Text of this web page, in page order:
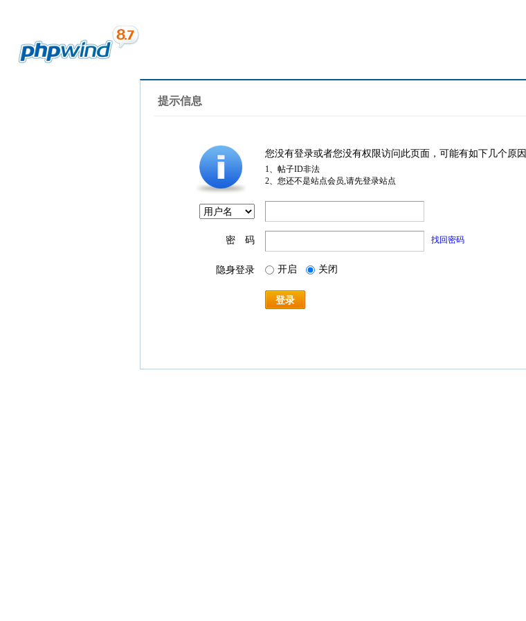
提示信息
您没有登录或者您没有权限访问此页面，可能有如下几个原因
1、帖子ID非法
2、您还不是站点会员,请先登录站点
密 码 找回密码
隐身登录 开启 关闭
登录